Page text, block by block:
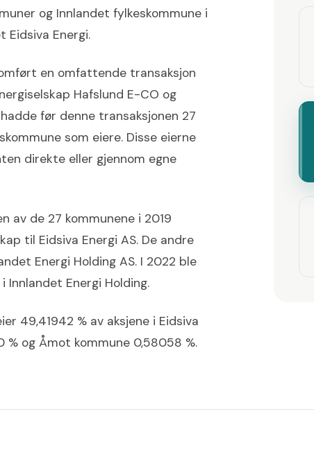
og Innlandet fylkeskommune i
Eidsiva Energi.
en omfattende transaksjon
Hafslund E-CO og
før denne transaksjonen 27
som eiere. Disse eierne
direkte eller gjennom egne
av de 27 kommunene i 2019
til Eidsiva Energi AS. De andre
Energi Holding AS. I 2022 ble
Innlandet Energi Holding.
49,41942 % av aksjene i Eidsiva
% og Åmot kommune 0,58058 %.